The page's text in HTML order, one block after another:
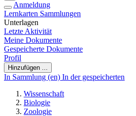
Anmeldung
Lernkarten Sammlungen
Unterlagen
Letzte Aktivität
Meine Dokumente
Gespeicherte Dokumente
Profil
Hinzufügen ...
In Sammlung (en) In der gespeicherten
Wissenschaft
Biologie
Zoologie